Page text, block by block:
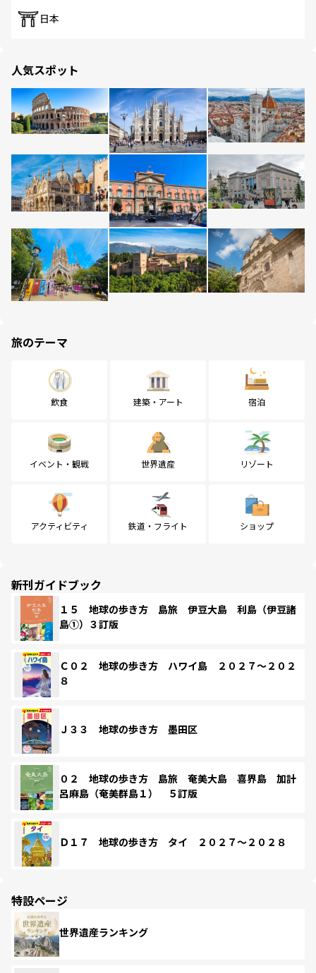
日本
人気スポット
旅のテーマ
飲食 建築・アート 宿泊
イベント・観戦 世界遺産 リゾート
アクティビティ 鉄道・フライト ショップ
新刊ガイドブック
１５ 地球の歩き方 島旅 伊豆大島 利島（伊豆諸
島①）３訂版
Ｃ０２ 地球の歩き方 ハワイ島 ２０２７～２０２
８
Ｊ３３ 地球の歩き方 墨田区
０２ 地球の歩き方 島旅 奄美大島 喜界島 加計
呂麻島（奄美群島１） ５訂版
Ｄ１７ 地球の歩き方 タイ ２０２７～２０２８
特設ページ
世界遺産ランキング